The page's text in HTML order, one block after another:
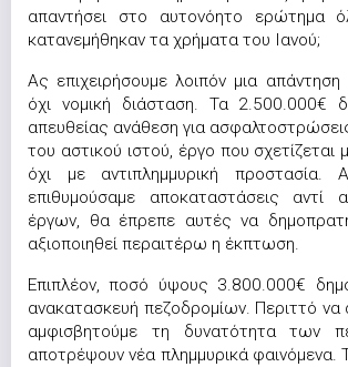
απαντήσει στο αυτονόητο ερώτημα
κατανεμήθηκαν τα χρήματα του Ιανού;
Ας επιχειρήσουμε λοιπόν μια απάντηση
όχι νομική διάσταση. Τα 2.500.000€
απευθείας ανάθεση για
του αστικού ιστού, έργο που σχετίζεται
όχι με αντιπλημμυρική προστασία.
επιθυμούσαμε αποκαταστάσεις αντί
έργων, θα έπρεπε αυτές να
αξιοποιηθεί περαιτέρω η έκπτωση.
Επιπλέον, ποσό ύψους 3.800.000€
ανακατασκευή πεζοδρομίων. Περιττό να
αμφισβητούμε τη δυνατότητα των
αποτρέψουν νέα πλημμυρικά φαινόμενα.